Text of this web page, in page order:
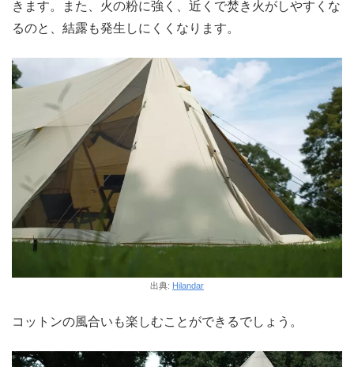
きます。また、火の粉に強く、近くで焚き火がしやすくな
るのと、結露も発生しにくくなります。
出典: Hilandar
コットンの風合いも楽しむことができるでしょう。